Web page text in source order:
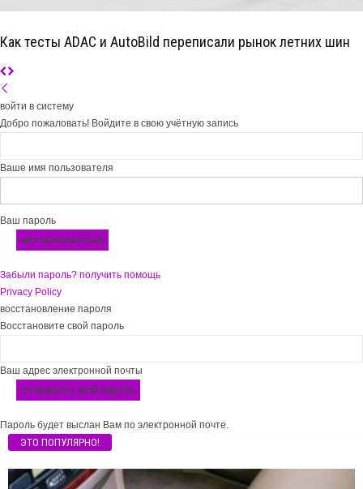
Как тесты ADAC и AutoBild переписали рынок летних шин
войти в систему
Добро пожаловать! Войдите в свою учётную запись
Ваше имя пользователя
Ваш пароль
Забыли пароль? получить помощь
Privacy Policy
восстановление пароля
Восстановите свой пароль
Ваш адрес электронной почты
Пароль будет выслан Вам по электронной почте.
ЭТО ПОПУЛЯРНО!